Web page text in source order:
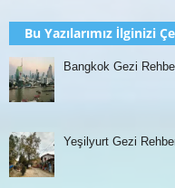
Bu Yazılarımız İlginizi
Bangkok Gezi
Yeşilyurt Gezi